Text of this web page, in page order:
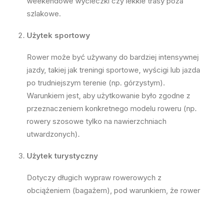
szlakowe.
Użytek sportowy
Rower może być używany do bardziej intensywnej
jazdy, takiej jak treningi sportowe, wyścigi lub jazda
po trudniejszym terenie (np. górzystym).
Warunkiem jest, aby użytkowanie było zgodne z
przeznaczeniem konkretnego modelu roweru (np.
rowery szosowe tylko na nawierzchniach
utwardzonych).
Użytek turystyczny
Dotyczy długich wypraw rowerowych z
obciążeniem (bagażem), pod warunkiem, że rower